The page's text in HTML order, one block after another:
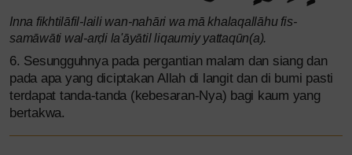
Inna fikhtilāfil-laili wan-nahāri wa mā khalaqallāhu fis-
samāwāti wal-arḍi la'āyātil liqaumiy yattaqūn(a).
6. Sesungguhnya pada pergantian malam dan siang dan
pada apa yang diciptakan Allah di langit dan di bumi pasti
terdapat tanda-tanda (kebesaran-Nya) bagi kaum yang
bertakwa.